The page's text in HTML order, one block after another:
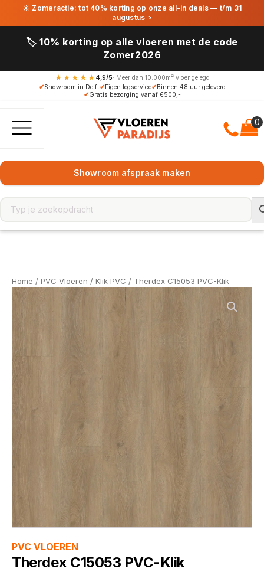
☀ Zomeractie: tot 40% korting op onze all-in deals — t/m 31
augustus ›
🏷️ 10% korting op alle vloeren met de code
Zomer2026
★★★★★ 4,9/5· Meer dan 10.000m² vloer gelegd
✔Showroom in Delft✔Eigen legservice✔Binnen 48 uur geleverd
✔Gratis bezorging vanaf €500,-
Showroom afspraak maken
Home / PVC Vloeren / Klik PVC / Therdex C15053 PVC-Klik
PVC VLOEREN
Therdex C15053 PVC-Klik